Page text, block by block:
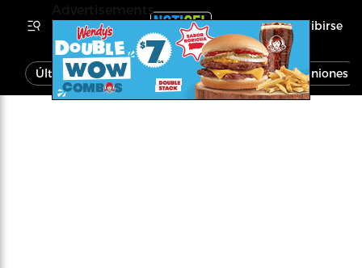
Inscribirse
Última Hora Noticias Economía Opiniones
Advertisements